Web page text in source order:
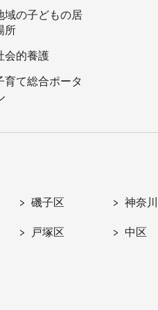
域の子どもの居
所
会的養護
育て総合ポータ
磯子区 神奈
戸塚区 中区